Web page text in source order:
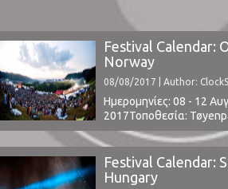
Festival Calendar:
Norway
08/08/2017 | Author:
Ημερομηνίες: 08 - 12
2017Τοποθεσία:
Εισιτηρίου: € 295 (buy
Festival Calendar:
Hungary